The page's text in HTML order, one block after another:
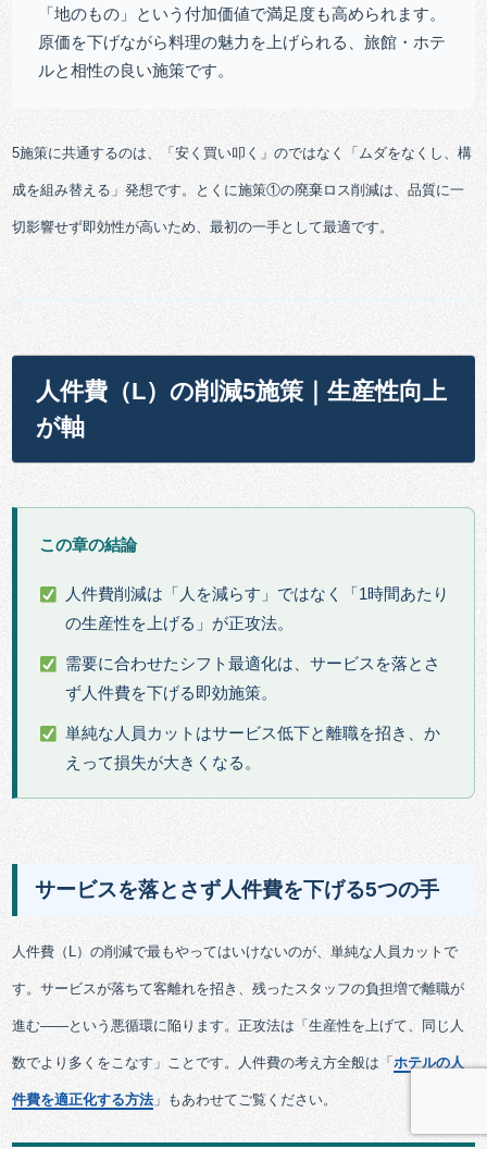
「地のもの」という付加価値で満足度も高められます。
原価を下げながら料理の魅力を上げられる、旅館・ホテ
ルと相性の良い施策です。
5施策に共通するのは、「安く買い叩く」のではなく「ムダをなくし、構
成を組み替える」発想です。とくに施策①の廃棄ロス削減は、品質に一
切影響せず即効性が高いため、最初の一手として最適です。
人件費（L）の削減5施策｜生産性向上
が軸
この章の結論
人件費削減は「人を減らす」ではなく「1時間あたり
の生産性を上げる」が正攻法。
需要に合わせたシフト最適化は、サービスを落とさ
ず人件費を下げる即効施策。
単純な人員カットはサービス低下と離職を招き、か
えって損失が大きくなる。
サービスを落とさず人件費を下げる5つの手
人件費（L）の削減で最もやってはいけないのが、単純な人員カットで
す。サービスが落ちて客離れを招き、残ったスタッフの負担増で離職が
進む——という悪循環に陥ります。正攻法は「生産性を上げて、同じ人
数でより多くをこなす」ことです。人件費の考え方全般は「ホテルの人
件費を適正化する方法」もあわせてご覧ください。